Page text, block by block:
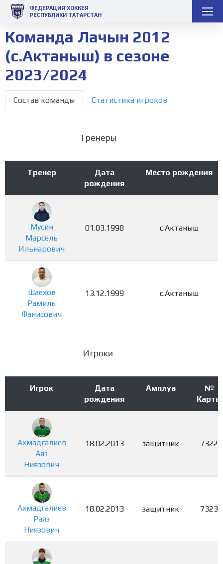
ФЕДЕРАЦИЯ ХОККЕЯ
РЕСПУБЛИКИ ТАТАРСТАН
Команда Лачын 2012
(с.Актаныш) в сезоне
2023/2024
Состав команды Статистика игроков
Тренеры
Тренер
Дата
рождения
Место рождения
Мусин
Марсель
Ильнарович
01.03.1998 с.Актаныш
Шаехов
Рамиль
Фанисович
13.12.1999 с.Актаныш
Игроки
Игрок
Дата
рождения
Амплуа
№
Карты
Ахмадгалиев
Аяз
Ниязович
18.02.2013 защитник 7322
Ахмадгалиев
Раяз
Ниязович
18.02.2013 защитник 7323